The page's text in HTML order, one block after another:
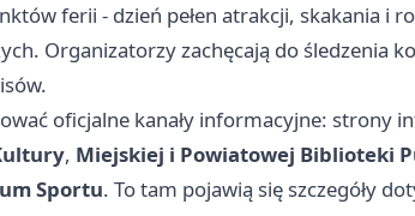
ferii - dzień pełen atrakcji, skakania i
Organizatorzy zachęcają do śledzenia
oficjalne kanały informacyjne: strony
, Miejskiej i Powiatowej Biblioteki
Sportu. To tam pojawią się szczegóły